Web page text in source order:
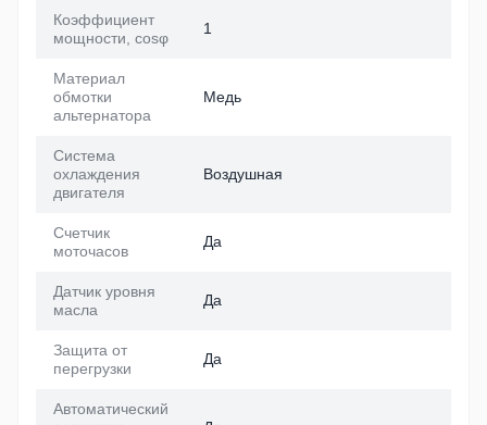
Коэффициент
мощности, cosφ
1
Материал
обмотки
альтернатора
Медь
Система
охлаждения
двигателя
Воздушная
Счетчик
моточасов
Да
Датчик уровня
масла
Да
Защита от
перегрузки
Да
Автоматический